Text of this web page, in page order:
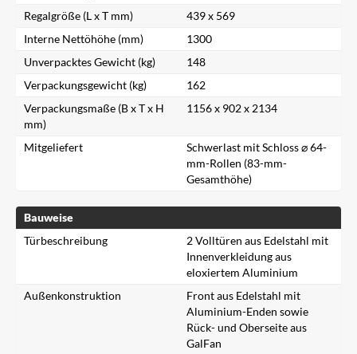
Regalgröße (L x T mm)
439 x 569
Interne Nettöhöhe (mm)
1300
Unverpacktes Gewicht (kg)
148
Verpackungsgewicht (kg)
162
Verpackungsmaße (B x T x H
mm)
1156 x 902 x 2134
Mitgeliefert
Schwerlast mit Schloss ⌀ 64-
mm-Rollen (83-mm-
Gesamthöhe)
Bauweise
Türbeschreibung
2 Volltüren aus Edelstahl mit
Innenverkleidung aus
eloxiertem Aluminium
Außenkonstruktion
Front aus Edelstahl mit
Aluminium-Enden sowie
Rück- und Oberseite aus
GalFan